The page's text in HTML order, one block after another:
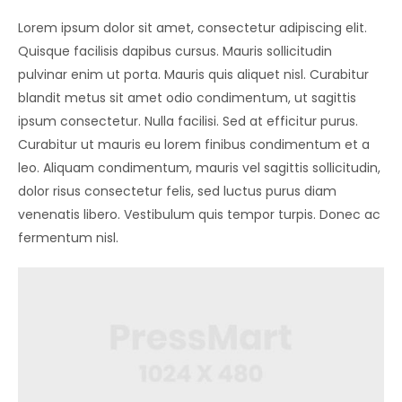
Lorem ipsum dolor sit amet, consectetur adipiscing elit.
Quisque facilisis dapibus cursus. Mauris sollicitudin
pulvinar enim ut porta. Mauris quis aliquet nisl. Curabitur
blandit metus sit amet odio condimentum, ut sagittis
ipsum consectetur. Nulla facilisi. Sed at efficitur purus.
Curabitur ut mauris eu lorem finibus condimentum et a
leo. Aliquam condimentum, mauris vel sagittis sollicitudin,
dolor risus consectetur felis, sed luctus purus diam
venenatis libero. Vestibulum quis tempor turpis. Donec ac
fermentum nisl.